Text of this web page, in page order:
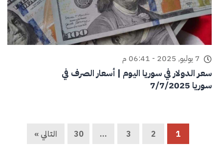
7 يوليو, 2025 - 06:41 م
سعر الدولار في سوريا اليوم | أسعار الصرف في
سوريا 7/7/2025
1
2
3
…
30 التالي »